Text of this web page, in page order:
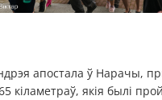
апостала ў Нарачы,
якія былі